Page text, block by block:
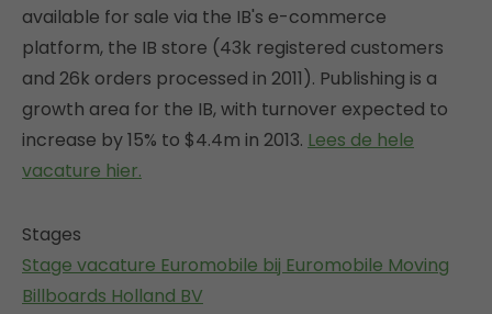
available for sale via the IB's e-commerce
platform, the IB store (43k registered customers
and 26k orders processed in 2011). Publishing is a
growth area for the IB, with turnover expected to
increase by 15% to $4.4m in 2013. Lees de hele
vacature hier.
Stages
Stage vacature Euromobile bij Euromobile Moving
Billboards Holland BV